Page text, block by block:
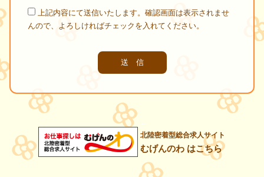
上記内容にて送信いたします。確認画面は表示されませ
んので、よろしければチェックを入れてください。
北陸密着型総合求人サイト
むげんのわ はこちら